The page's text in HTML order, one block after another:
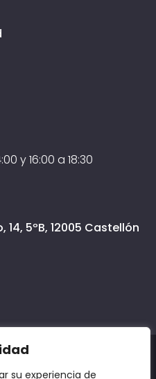
su experiencia de
y 16:00 a 18:30
5ºB, 12005 Castellón
reservados
PÁGINAS WEB EN CASTELLÓN, COPIAS